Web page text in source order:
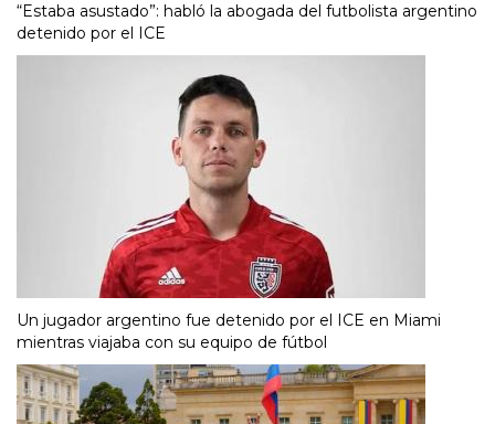
“Estaba asustado”: habló la abogada del futbolista argentino
detenido por el ICE
Un jugador argentino fue detenido por el ICE en Miami
mientras viajaba con su equipo de fútbol